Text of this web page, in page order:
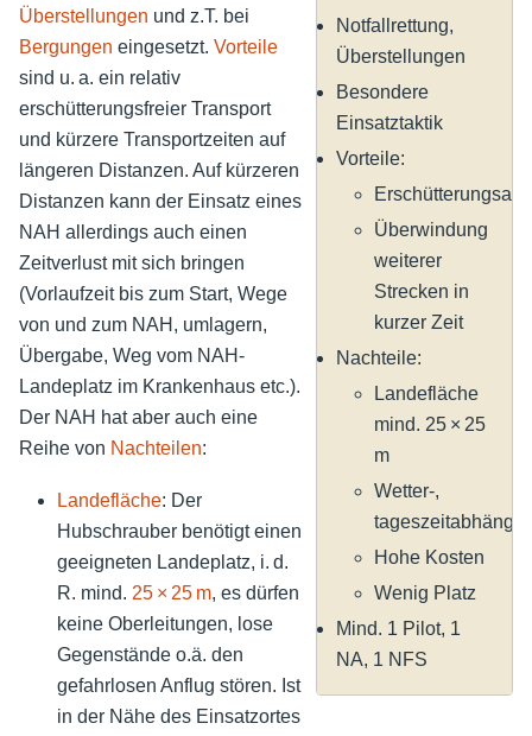
Notfallrettung,
Überstellungen
Besondere
Einsatztaktik
Vorteile:
Erschütterungsarm
Überwindung
weiterer
Strecken in
kurzer Zeit
Nachteile:
Landefläche
mind. 25 × 25
m
Wetter-,
tageszeitabhängig
Hohe Kosten
Wenig Platz
Mind. 1 Pilot, 1
NA, 1 NFS
Überstellungen und z.T. bei
Bergungen eingesetzt. Vorteile
sind u. a. ein relativ
erschütterungsfreier Transport
und kürzere Transportzeiten auf
längeren Distanzen. Auf kürzeren
Distanzen kann der Einsatz eines
NAH allerdings auch einen
Zeitverlust mit sich bringen
(Vorlaufzeit bis zum Start, Wege
von und zum NAH, umlagern,
Übergabe, Weg vom NAH-
Landeplatz im Krankenhaus etc.).
Der NAH hat aber auch eine
Reihe von Nachteilen:
Landefläche: Der
Hubschrauber benötigt einen
geeigneten Landeplatz, i. d.
R. mind. 25 × 25 m, es dürfen
keine Oberleitungen, lose
Gegenstände o.ä. den
gefahrlosen Anflug stören. Ist
in der Nähe des Einsatzortes